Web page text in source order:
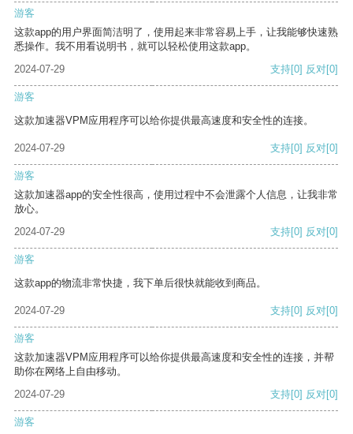
游客
这款app的用户界面简洁明了，使用起来非常容易上手，让我能够快速熟
悉操作。我不用看说明书，就可以轻松使用这款app。
2024-07-29
支持[0] 反对[0]
游客
这款加速器VPM应用程序可以给你提供最高速度和安全性的连接。
2024-07-29 支持[0] 反对[0]
游客
这款加速器app的安全性很高，使用过程中不会泄露个人信息，让我非常
放心。
2024-07-29
支持[0] 反对[0]
游客
这款app的物流非常快捷，我下单后很快就能收到商品。
2024-07-29 支持[0] 反对[0]
游客
这款加速器VPM应用程序可以给你提供最高速度和安全性的连接，并帮
助你在网络上自由移动。
2024-07-29
支持[0] 反对[0]
游客